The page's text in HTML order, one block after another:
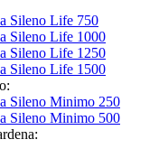
Sileno Life 750
Sileno Life 1000
Sileno Life 1250
Sileno Life 1500
Sileno Minimo 250
Sileno Minimo 500